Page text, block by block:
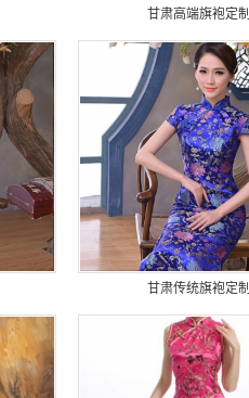
甘肃高端旗袍定制
甘肃传统旗袍定制